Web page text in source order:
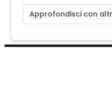
Approfondisci con